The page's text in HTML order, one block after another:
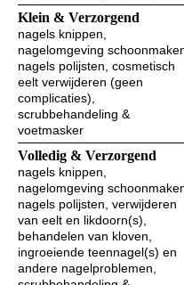
Klein & Verzorgend
nagels knippen,
nagelomgeving
nagels polijsten, cosmetisch
eelt verwijderen (geen
complicaties),
scrubbehandeling &
voetmasker
Volledig & Verzorgend
nagels knippen,
nagelomgeving
nagels polijsten, verwijderen
van eelt en likdoorn(s),
behandelen van kloven,
ingroeiende teennagel(s) en
andere nagelproblemen,